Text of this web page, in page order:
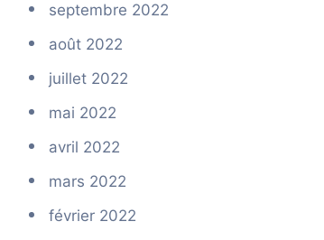
septembre 2022
août 2022
juillet 2022
mai 2022
avril 2022
mars 2022
février 2022